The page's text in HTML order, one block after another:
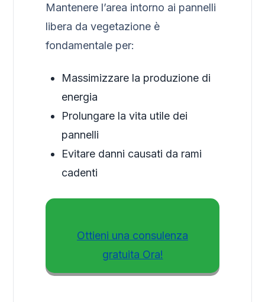
Mantenere l’area intorno ai pannelli
libera da vegetazione è
fondamentale per:
Massimizzare la produzione di
energia
Prolungare la vita utile dei
pannelli
Evitare danni causati da rami
cadenti
Ottieni una consulenza
gratuita Ora!